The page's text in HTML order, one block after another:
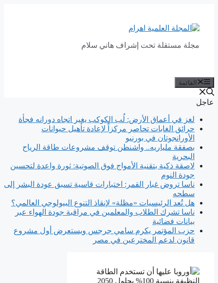
المحتوى
مجلة مستقلة تحت إشراف هاني سلام
القائمة
عاجل
لغز في أعماق الأرض: لُب الكوكب يغير اتجاه دورانه فجأة
حرائق الغابات تحاصر مركزاً لإعادة تأهيل حيوانات
الأورانجوتان في بورنيو
بصفقة ملياريه.. واشنطن توقف مشروعات طاقة الرياح
البحرية
لاصقة ذكية بتقنية الأمواج فوق الصوتية: ثورة واعدة لتحسين
جودة النوم
ناسا تروض غبار القمر: اختبارات قاسية تسبق عودة البشر إلى
سطحه
هل تُعد الرئيسيات «مظلة» لإنقاذ التنوع البيولوجي العالمي؟
ناسا تشرك الطلاب والمعلمين في مراقبة جودة الهواء عبر
بيانات فضائية
حزب المؤتمر يكرم سامي جرجس ويستعرض أول مشروع
قانون لدعم المخترعين في مصر